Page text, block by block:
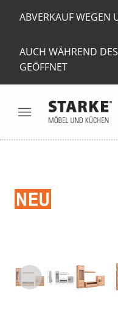
ABVERKAUF WEGEN
AUCH WÄHREND
GEÖFFNET